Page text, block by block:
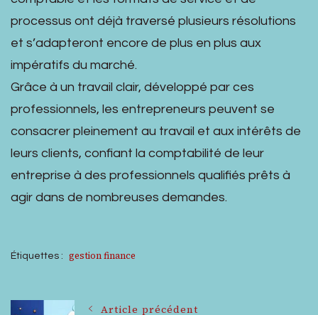
processus ont déjà traversé plusieurs résolutions
et s’adapteront encore de plus en plus aux
impératifs du marché.
Grâce à un travail clair, développé par ces
professionnels, les entrepreneurs peuvent se
consacrer pleinement au travail et aux intérêts de
leurs clients, confiant la comptabilité de leur
entreprise à des professionnels qualifiés prêts à
agir dans de nombreuses demandes.
Étiquettes : gestion finance
Article précédent